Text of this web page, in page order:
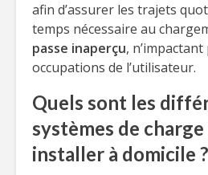
afin d’assurer les trajets
temps nécessaire au
passe inaperçu,
occupations de l’utilisateur.
Quels sont les
systèmes de
installer à domicile ?